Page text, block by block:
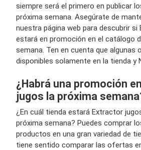
siempre será el primero en publicar
próxima semana. Asegúrate de
nuestra página web para descubrir si
estará en promoción en el catálogo
semana. Ten en cuenta que algunas
disponibles solamente en la tienda y
¿Habrá una promoción
jugos la próxima
¿En cuál tienda estará Extractor
próxima semana? Puedes comprar
productos en una gran variedad de
tiene sentido comparar las ofertas